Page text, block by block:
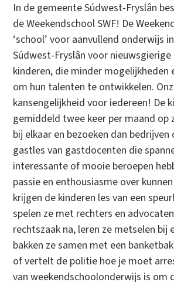
In de gemeente Súdwest-Fryslân
de Weekendschool SWF! De
‘school’ voor aanvullend onderwijs
Súdwest-Fryslân voor
kinderen, die minder mogelijkheden
om hun talenten te ontwikkelen.
kansengelijkheid voor iedereen! De
gemiddeld twee keer per maand op
bij elkaar en bezoeken dan bedrijven
gastles van gastdocenten die
interessante of mooie beroepen
passie en enthousiasme over
krijgen de kinderen les van een
spelen ze met rechters en
rechtszaak na, leren ze metselen bij
bakken ze samen met een
of vertelt de politie hoe je moet
van weekendschoolonderwijs is om